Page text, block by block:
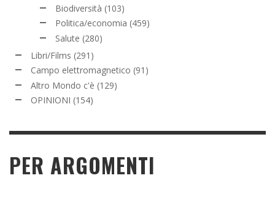
Biodiversità (103)
Politica/economia (459)
Salute (280)
Libri/Films (291)
Campo elettromagnetico (91)
Altro Mondo c'è (129)
OPINIONI (154)
PER ARGOMENTI